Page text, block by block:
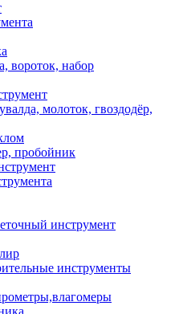
вороток, набор
молоток, гвоздодёр,
пробойник
инструмент
инструменты